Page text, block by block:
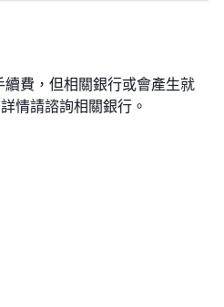
費，但相關銀行或會產生就
情請諮詢相關銀行。